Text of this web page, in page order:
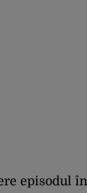
episodul